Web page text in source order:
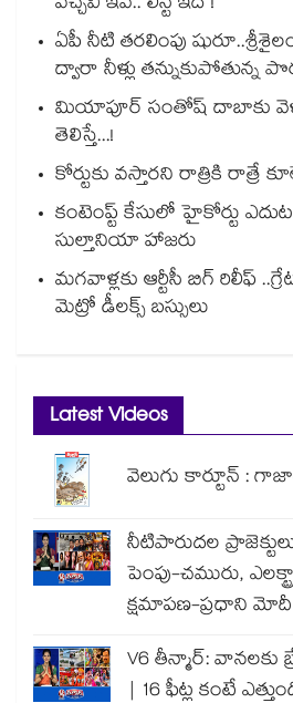
ఏపీ నీటి తరలింపు
ద్వారా నీళ్లు తన్నుకుపోతున్న
మియాపూర్ సంతోష్ దాబాకు
తెలిస్తే...!
కోర్టుకు వస్తారని రాత్రికి రాత్రే
కంటెంప్ట్ కేసులో హైకోర్టు
సుల్తానియా హాజరు
మగవాళ్లకు ఆర్టీసీ బిగ్ రిలీఫ్
మెట్రో డీలక్స్ బస్సులు
Latest Videos
వెలుగు కార్టూన్ :
నీటిపారుదల
పెంపు-చమురు,
క్షమాపణ-ప్రధాని మోదీ
V6 తీన్మార్: వానలకు
| 16 ఫీట్ల కంటే